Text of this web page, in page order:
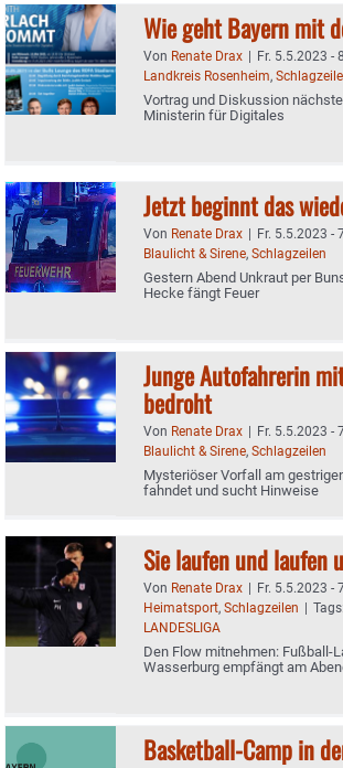
Wie geht Bayern mit
Von Renate Drax | Fr. 5.5.2023 -
Landkreis Rosenheim,
Vortrag und Diskussion
Ministerin für Digitales
Jetzt beginnt das
Von Renate Drax | Fr. 5.5.2023 -
Blaulicht & Sirene, Schlagzeilen
Gestern Abend Unkraut per
Hecke fängt Feuer
Junge Autofahrerin
bedroht
Von Renate Drax | Fr. 5.5.2023 -
Blaulicht & Sirene, Schlagzeilen
Mysteriöser Vorfall am
fahndet und sucht Hinweise
Sie laufen und laufen
Von Renate Drax | Fr. 5.5.2023 -
Heimatsport, Schlagzeilen | Tags:
LANDESLIGA
Den Flow mitnehmen: Fußball-
Wasserburg empfängt am
Basketball-Camp in